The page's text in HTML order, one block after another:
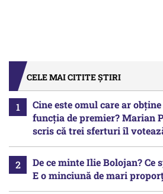
CELE MAI CITITE ȘTIRI
Cine este omul care ar
funcția de premier? Marian
scris că trei sferturi îl
De ce minte Ilie Bolojan? Ce
E o minciună de mari